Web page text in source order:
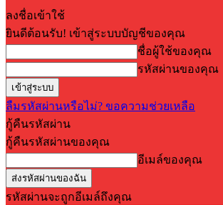
ลงชื่อเข้าใช้
ยินดีต้อนรับ! เข้าสู่ระบบบัญชีของคุณ
ชื่อผู้ใช้ของคุณ
รหัสผ่านของคุณ
ลืมรหัสผ่านหรือไม่? ขอความช่วยเหลือ
กู้คืนรหัสผ่าน
กู้คืนรหัสผ่านของคุณ
อีเมล์ของคุณ
รหัสผ่านจะถูกอีเมล์ถึงคุณ